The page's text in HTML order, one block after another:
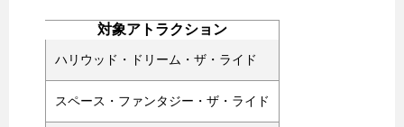
対象アトラクション
ハリウッド・ドリーム・ザ・ライド
スペース・ファンタジー・ザ・ライド